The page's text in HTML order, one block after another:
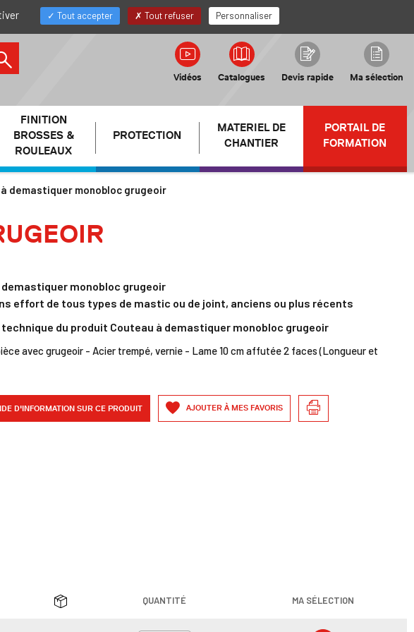
Mon compte Distributeur
Vidéos Catalogues Devis rapide Ma sélection
FINITION
BROSSES &
ROULEAUX
PROTECTION
MATERIEL DE
CHANTIER
PORTAIL DE
FORMATION
demastiquer monobloc grugeoir
demastiquer monobloc grugeoir
effort de tous types de mastic ou de joint, anciens ou plus récents
du produit Couteau à demastiquer monobloc grugeoir
avec grugeoir - Acier trempé, vernie - Lame 10 cm affutée 2 faces (Longueur et
D'INFORMATION SUR CE PRODUIT AJOUTER À MES FAVORIS
QUANTITÉ MA SÉLECTION
Tout accepter Tout refuser Personnaliser